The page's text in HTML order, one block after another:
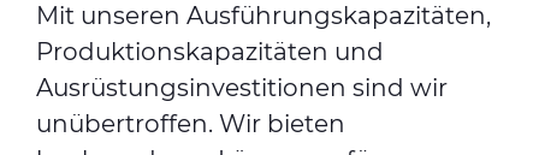
Mit unseren Ausführungskapazitäten,
Produktionskapazitäten und
Ausrüstungsinvestitionen sind wir
unübertroffen. Wir bieten